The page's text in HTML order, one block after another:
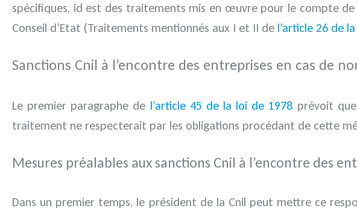
spécifiques, id est des traitements mis en œuvre pour le compte
Conseil d’Etat (Traitements mentionnés aux I et II de l’article 26 de
Sanctions Cnil à l’encontre des entreprises en cas de
Le premier paragraphe de l’article 45 de la loi de 1978 prévoit
traitement ne respecterait par les obligations procédant de cette
Mesures préalables aux sanctions Cnil à l’encontre des
Dans un premier temps, le président de la Cnil peut mettre ce